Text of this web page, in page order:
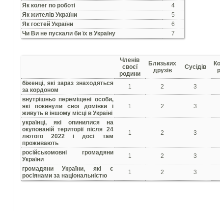
Як колег по роботі
4
Як жителів України
5
Як гостей України
6
Чи Ви не пускали би їх в Україну
7
Членів
своєї
родини
Близьких
друзів
Сусідів
біженці, які зараз знаходяться
за кордоном
1 2
3
внутрішньо переміщені особи,
які покинули свої домівки і
живуть в іншому місці в Україні
1 2 3
українці, які опинилися на
окупованій території після 24
лютого 2022 і досі там
проживають
1 2 3
російськомовні громадяни
України
1 2
3
громадяни України, які є
росіянами за національністю
1 2 3